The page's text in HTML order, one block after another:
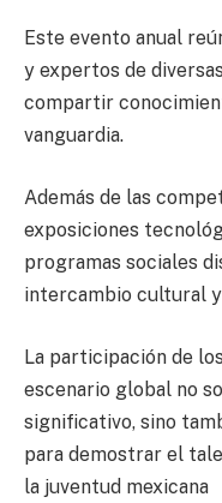
Este evento anual
y expertos de
compartir
vanguardia.
Además de las
exposiciones
programas sociales
intercambio cultural
La participación de
escenario global no
significativo, sino
para demostrar el
la juventud mexicana